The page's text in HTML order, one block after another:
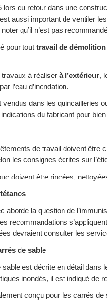
lors du retour dans une
aussi important de ventiler
qu’il n’est pas
pour tout travail de démolition
à réaliser à l’extérieur,
l’eau d’inondation.
vendus dans les quincailleries
du fabricant pour
de travail doivent être
les consignes écrites sur
doivent être rincées,
aborde la question de
recommandations
devraient consulter les
de sable
est décrite en détail dans
inondés, il est indiqué de
conçu pour les carrés